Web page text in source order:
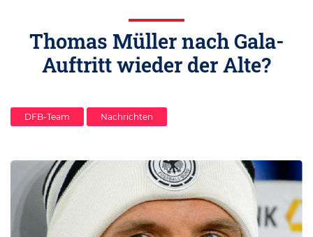
Thomas Müller nach Gala-
Auftritt wieder der Alte?
DFB-Team Nachrichten